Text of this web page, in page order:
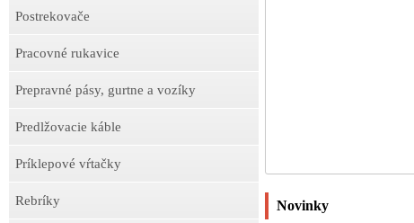
Postrekovače
Pracovné rukavice
Prepravné pásy, gurtne a vozíky
Predlžovacie káble
Príklepové vŕtačky
Rebríky Novinky